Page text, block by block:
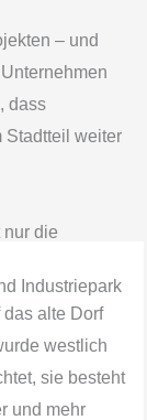
Industriepark
alte Dorf
westlich
sie besteht
und mehr
– und
dass
Stadtteil weiter
die
mit